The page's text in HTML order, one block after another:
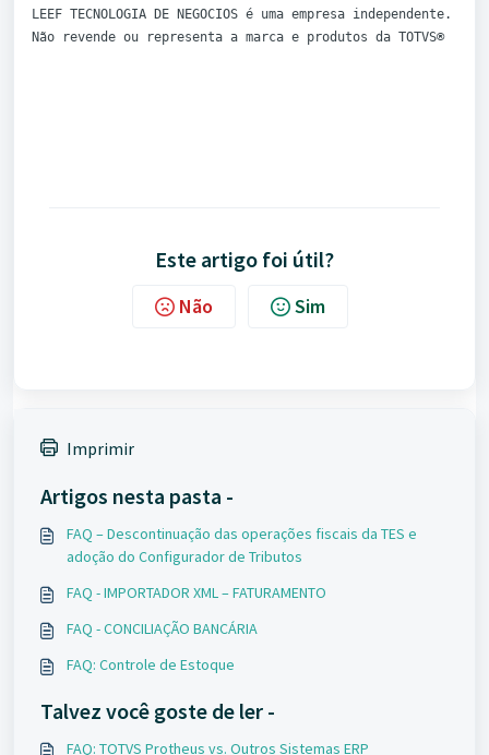
LEEF TECNOLOGIA DE NEGOCIOS é uma empresa independente.
Não revende ou representa a marca e produtos da TOTVS®️
Este artigo foi útil?
Não Sim
Imprimir
Artigos nesta pasta -
FAQ – Descontinuação das operações fiscais da TES e
adoção do Configurador de Tributos
FAQ - IMPORTADOR XML – FATURAMENTO
FAQ - CONCILIAÇÃO BANCÁRIA
FAQ: Controle de Estoque
Talvez você goste de ler -
FAQ: TOTVS Protheus vs. Outros Sistemas ERP